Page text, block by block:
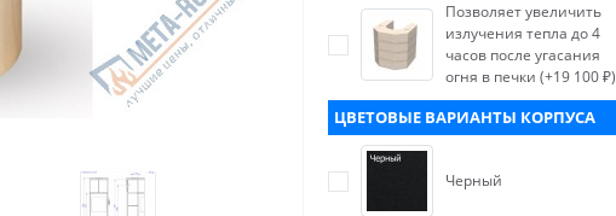
Позволяет увеличить
излучения тепла до 4
часов после угасания
огня в печки (+19 100 ₽)
ЦВЕТОВЫЕ ВАРИАНТЫ КОРПУСА
Черный